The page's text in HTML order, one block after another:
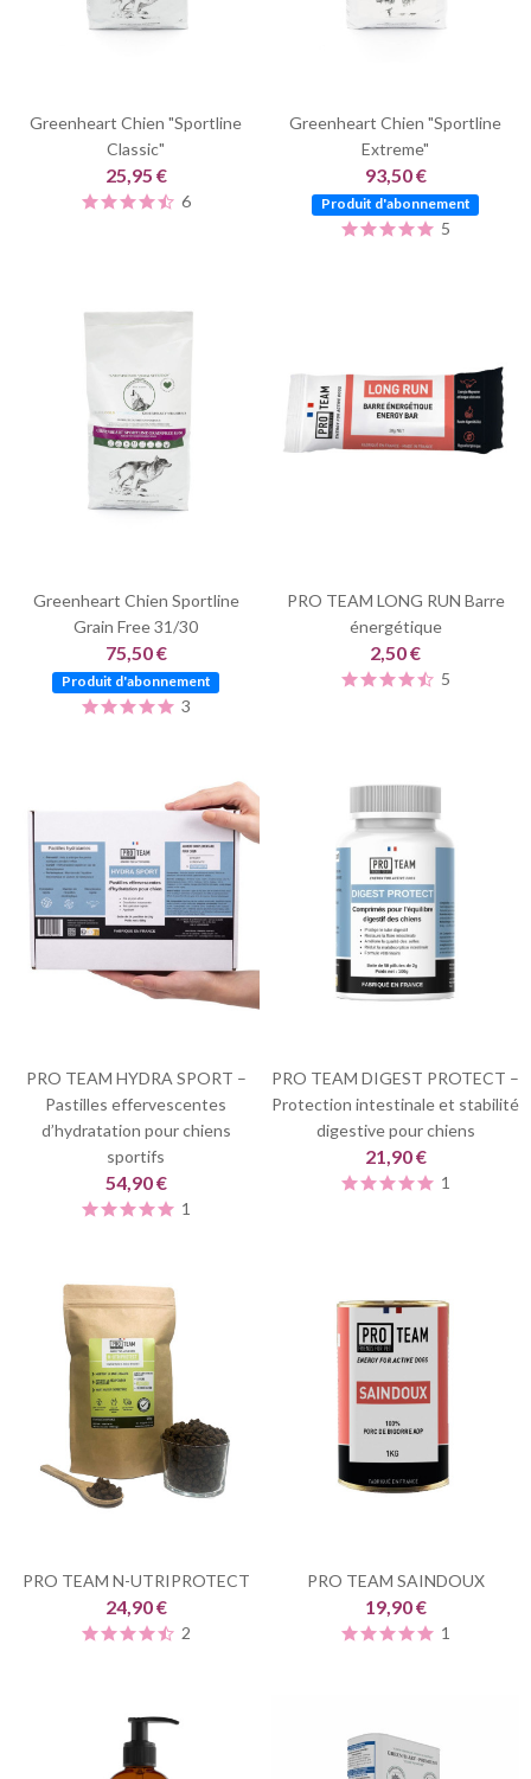
Greenheart Chien "Sportline
Classic"
25,95 €
6
Greenheart Chien "Sportline
Extreme"
93,50 €
Produit d'abonnement
5
Greenheart Chien Sportline
Grain Free 31/30
75,50 €
Produit d'abonnement
3
PRO TEAM LONG RUN Barre
énergétique
2,50 €
5
PRO TEAM HYDRA SPORT –
Pastilles effervescentes
d’hydratation pour chiens
sportifs
54,90 €
1
PRO TEAM DIGEST PROTECT –
Protection intestinale et stabilité
digestive pour chiens
21,90 €
1
PRO TEAM N-UTRIPROTECT
24,90 €
2
PRO TEAM SAINDOUX
19,90 €
1